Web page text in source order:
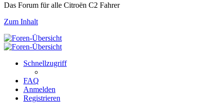
Das Forum für alle Citroën C2 Fahrer
Zum Inhalt
Schnellzugriff
FAQ
Anmelden
Registrieren